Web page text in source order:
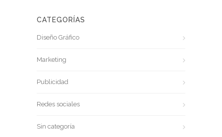
CATEGORÍAS
Diseño Gráfico
Marketing
Publicidad
Redes sociales
Sin categoría